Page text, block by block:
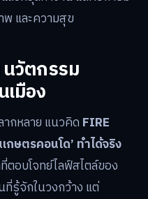
และความสุข
นวัตกรรม
มือง
ากหลาย แนวคิด FIRE
กษตรคอนโด’ ทำได้จริง
ตอบโจทย์ไลฟ์สไตล์ของ
ที่รู้จักในวงกว้าง แต่